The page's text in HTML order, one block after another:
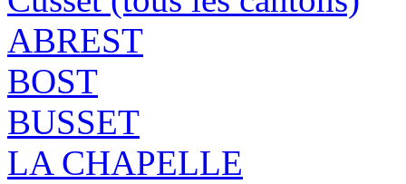
ABREST
BOST
BUSSET
LA CHAPELLE